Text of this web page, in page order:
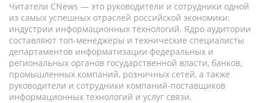
Читатели CNews — это руководители и сотрудники одной
из самых успешных отраслей российской экономики:
индустрии информационных технологий. Ядро аудитории
составляют топ-менеджеры и технические специалисты
департаментов информатизации федеральных и
региональных органов государственной власти, банков,
промышленных компаний, розничных сетей, а также
руководители и сотрудники компаний-поставщиков
информационных технологий и услуг связи.